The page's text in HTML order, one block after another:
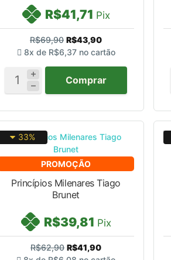
R$41,71 Pix
R$69,90 R$43,90
8x de R$6,37 no cartão
Comprar
PROMOÇÃO
33%
Princípios Milenares Tiago
Brunet
R$39,81 Pix
R$62,90 R$41,90